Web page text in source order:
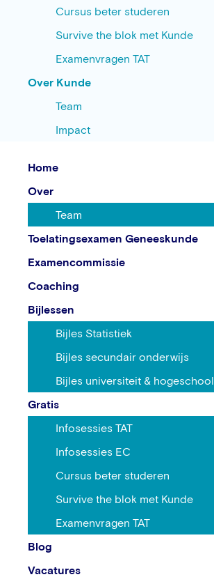
Cursus beter studeren
Survive the blok met Kunde
Examenvragen TAT
Over Kunde
Team
Impact
Home
Over
Team
Toelatingsexamen Geneeskunde
Examencommissie
Coaching
Bijlessen
Bijles Statistiek
Bijles secundair onderwijs
Bijles universiteit & hogeschool
Gratis
Infosessies TAT
Infosessies EC
Cursus beter studeren
Survive the blok met Kunde
Examenvragen TAT
Blog
Vacatures